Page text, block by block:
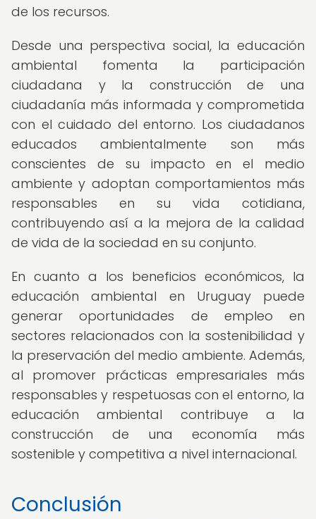
de los recursos.
Desde una perspectiva social, la educación
ambiental fomenta la participación
ciudadana y la construcción de una
ciudadanía más informada y comprometida
con el cuidado del entorno. Los ciudadanos
educados ambientalmente son más
conscientes de su impacto en el medio
ambiente y adoptan comportamientos más
responsables en su vida cotidiana,
contribuyendo así a la mejora de la calidad
de vida de la sociedad en su conjunto.
En cuanto a los beneficios económicos, la
educación ambiental en Uruguay puede
generar oportunidades de empleo en
sectores relacionados con la sostenibilidad y
la preservación del medio ambiente. Además,
al promover prácticas empresariales más
responsables y respetuosas con el entorno, la
educación ambiental contribuye a la
construcción de una economía más
sostenible y competitiva a nivel internacional.
Conclusión